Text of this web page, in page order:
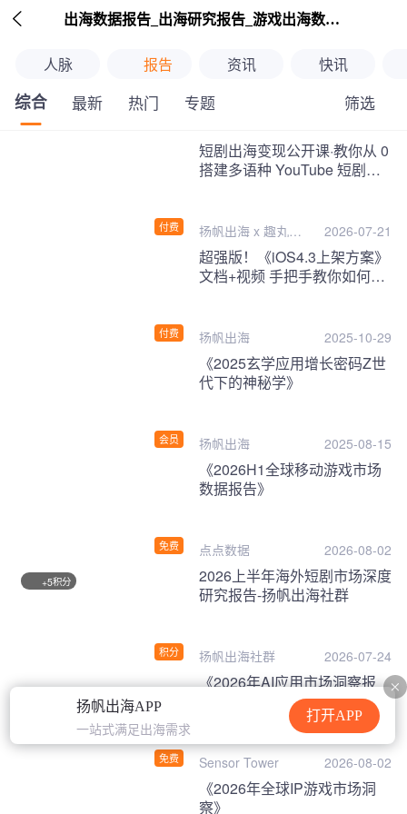
扬帆出海APP
一站式满足出海需求
打开APP
 出海数据报告_出海研究报告_游戏出海数据报告_海外趋势分析-扬帆出海
人脉 报告 资讯 快讯
综合 最新 热门 专题 筛选
继续下拉刷新
付费
短剧出海变现公开课·教你从 0
搭建多语种 YouTube 短剧频
扬帆出海 x 趣丸千 2026-07-21
付费
超强版！《iOS4.3上架方案》
文档+视频 手把手教你如何一
扬帆出海 2025-10-29
会员
《2025玄学应用增长密码Z世
代下的神秘学》
扬帆出海 2025-08-15
免费
《2026H1全球移动游戏市场
数据报告》
点点数据 2026-08-02
+5积分
积分
2026上半年海外短剧市场深度
研究报告-扬帆出海社群
扬帆出海社群 2026-07-24
免费
《2026年AI应用市场洞察报
Sensor Tower 2026-08-02
《2026年全球IP游戏市场洞
察》